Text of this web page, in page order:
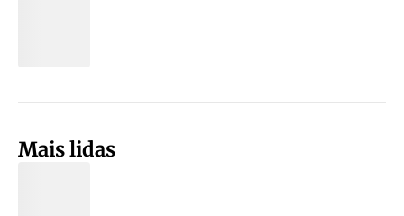
Mais lidas